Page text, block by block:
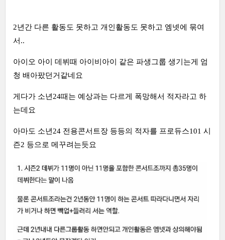
2년간 다른 활동도 못하고 개인활동도 못하고 엠넷에 묶여
서..
아이오 아이 데뷔때 아이비아이 같은 파생그룹 생기는게 엄
청 배아팠던거같네요
게다가 소년24때는 예상과는 다르게 폭망해서 적자라고 하
는데요
아마도 소년24 전용콘서트장 등등의 적자를 프로듀스101 시
즌2 등으로 메꾸려는듯요